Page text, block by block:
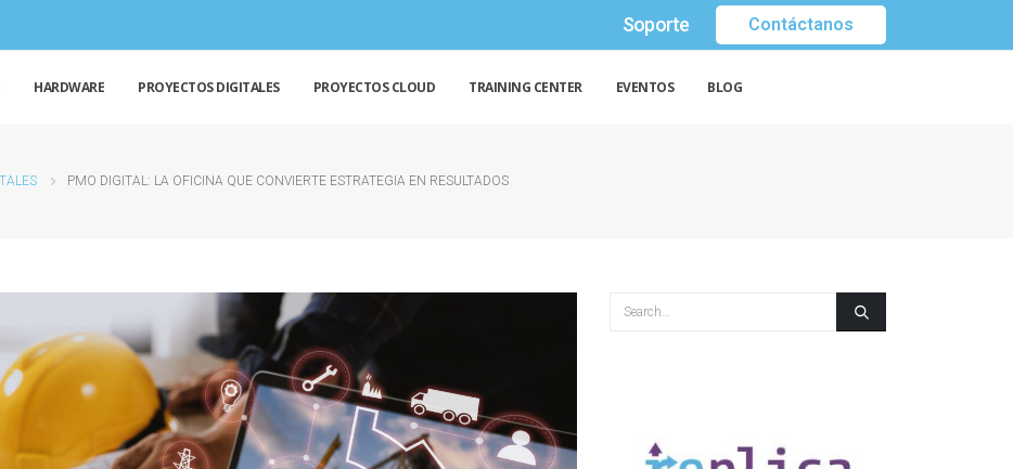
Soporte Contáctanos
HARDWARE PROYECTOS DIGITALES PROYECTOS CLOUD TRAINING CENTER EVENTOS BLOG
PMO DIGITAL: LA OFICINA QUE CONVIERTE ESTRATEGIA EN RESULTADOS